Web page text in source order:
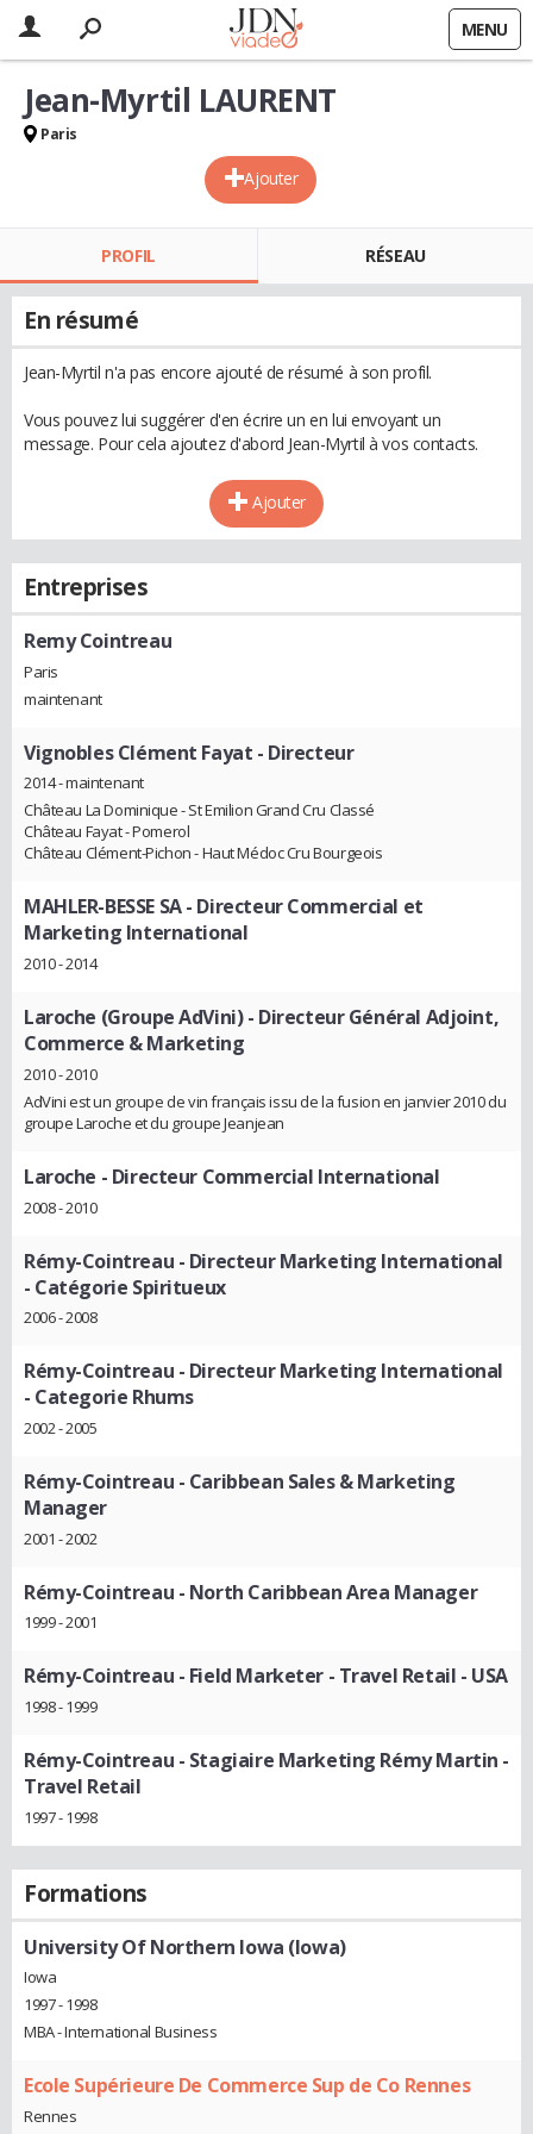
MENU
Ajouter
Jean-Myrtil LAURENT
Paris
PROFIL RÉSEAU
En résumé
Jean-Myrtil n'a pas encore ajouté de résumé à son profil.
Vous pouvez lui suggérer d'en écrire un en lui envoyant un
message. Pour cela ajoutez d'abord Jean-Myrtil à vos contacts.
Ajouter
Entreprises
Remy Cointreau
Paris
maintenant
Vignobles Clément Fayat - Directeur
2014 - maintenant
Château La Dominique - St Emilion Grand Cru Classé
Château Fayat - Pomerol
Château Clément-Pichon - Haut Médoc Cru Bourgeois
MAHLER-BESSE SA- Directeur Commercial et
Marketing International
2010 - 2014
Laroche (Groupe AdVini)- Directeur Général Adjoint,
Commerce & Marketing
2010 - 2010
AdVini est un groupe de vin français issu de la fusion en janvier 2010 du
groupe Laroche et du groupe Jeanjean
Laroche - Directeur Commercial International
2008 - 2010
Rémy-Cointreau - Directeur Marketing International
- Catégorie Spiritueux
2006 - 2008
Rémy-Cointreau - Directeur Marketing International
- Categorie Rhums
2002 - 2005
Rémy-Cointreau - Caribbean Sales & Marketing
Manager
2001 - 2002
Rémy-Cointreau - North Caribbean Area Manager
1999 - 2001
Rémy-Cointreau - Field Marketer - Travel Retail - USA
1998 - 1999
Rémy-Cointreau - Stagiaire Marketing Rémy Martin -
Travel Retail
1997 - 1998
Formations
University Of Northern Iowa (Iowa)
Iowa
1997 - 1998
MBA - International Business
Ecole Supérieure De Commerce Sup de Co Rennes
Rennes